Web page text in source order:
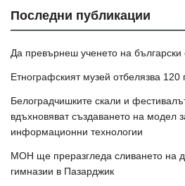
Последни публикации
Да превърнеш ученето на
Етнографският музей отбелязва 120
Белоградчишките скали и
вдъхновяват създаването на модел
информационни технологии
МОН ще преразгледа сливането на
гимназии в Пазарджик